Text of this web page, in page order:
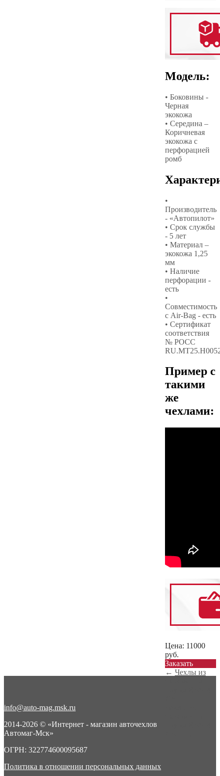
Модель:
• Боковины -
Черная
экокожа
• Середина –
Коричневая
экокожа с
перфорацией
ромб
•
Производитель
- «Автопилот»
• Срок службы
- 5 лет
• Материал –
экокожа 1,25
мм
• Наличие
перфорации -
есть
•
Совместимость
с Air-Bag - есть
• Сертификат
соответствия
№ РОСС
Пример с
такими
же
чехлами:
Цена: 11000
руб.
Заказать
← Чехлы из
info@auto-mag.msk.ru
2014-2026 © «Интернет - магазин авточехлов
Автомаг-Мск»
ОГРН: 322774600095687
Политика в отношении персональных данных